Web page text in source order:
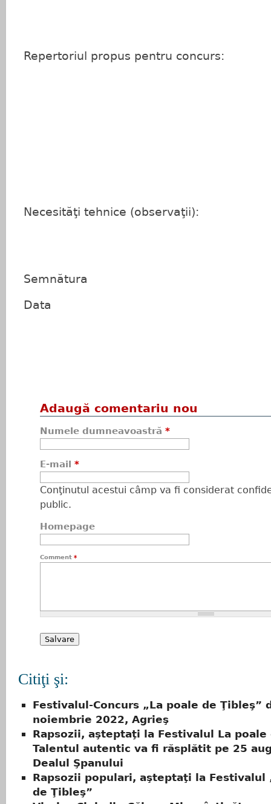
Repertoriul propus pentru concurs:
Necesităţi tehnice (observaţii):
Semnătura
Data
Adaugă comentariu nou
Numele dumneavoastră *
E-mail *
Conţinutul acestui câmp va fi considerat
public.
Homepage
Comment *
Citiţi şi:
Festivalul-Concurs „La poale de Ţibleş”
noiembrie 2022, Agrieş
Rapsozii, aşteptaţi la Festivalul La poale
Talentul autentic va fi răsplătit pe 25
Dealul Şpanului
Rapsozii populari, aşteptaţi la Festivalul
de Ţibleş”